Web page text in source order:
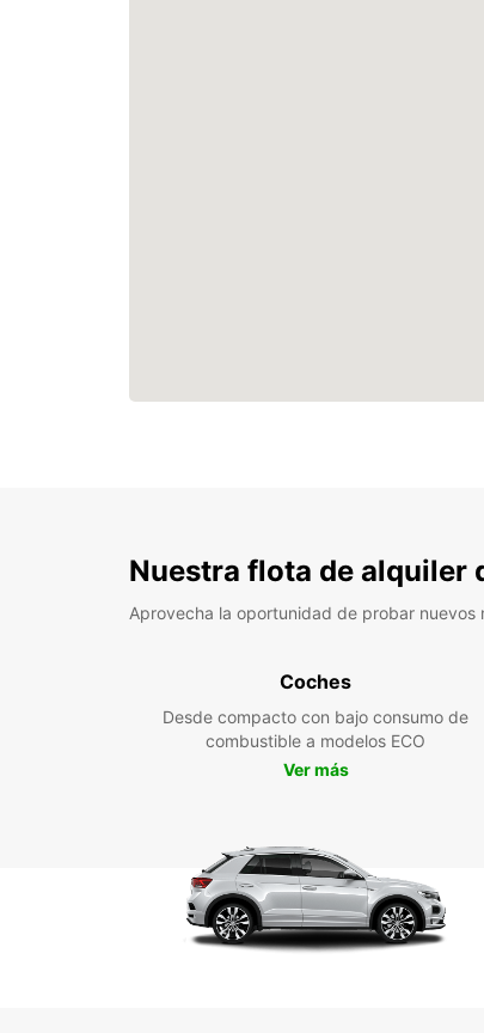
Nuestra flota de alquiler
Aprovecha la oportunidad de probar nuevos
Coches
Desde compacto con bajo consumo de
combustible a modelos ECO
Ver más